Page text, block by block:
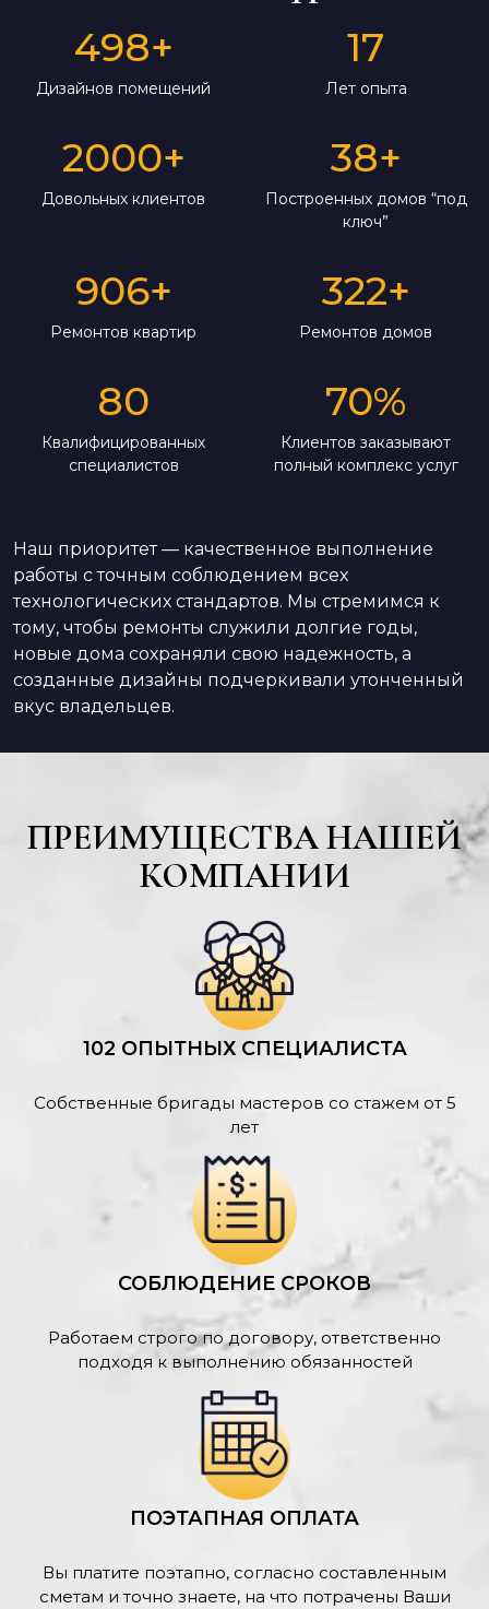
498+
Дизайнов помещений
17
Лет опыта
2000+
Довольных клиентов
38+
Построенных домов “под
ключ”
906+
Ремонтов квартир
322+
Ремонтов домов
80
Квалифицированных
специалистов
70%
Клиентов заказывают
полный комплекс услуг
Наш приоритет — качественное выполнение
работы с точным соблюдением всех
технологических стандартов. Мы стремимся к
тому, чтобы ремонты служили долгие годы,
новые дома сохраняли свою надежность, а
созданные дизайны подчеркивали утонченный
вкус владельцев.
ПРЕИМУЩЕСТВА НАШЕЙ
КОМПАНИИ
102 ОПЫТНЫХ СПЕЦИАЛИСТА
Собственные бригады мастеров со стажем от 5
лет
СОБЛЮДЕНИЕ СРОКОВ
Работаем строго по договору, ответственно
подходя к выполнению обязанностей
ПОЭТАПНАЯ ОПЛАТА
Вы платите поэтапно, согласно составленным
сметам и точно знаете, на что потрачены Ваши